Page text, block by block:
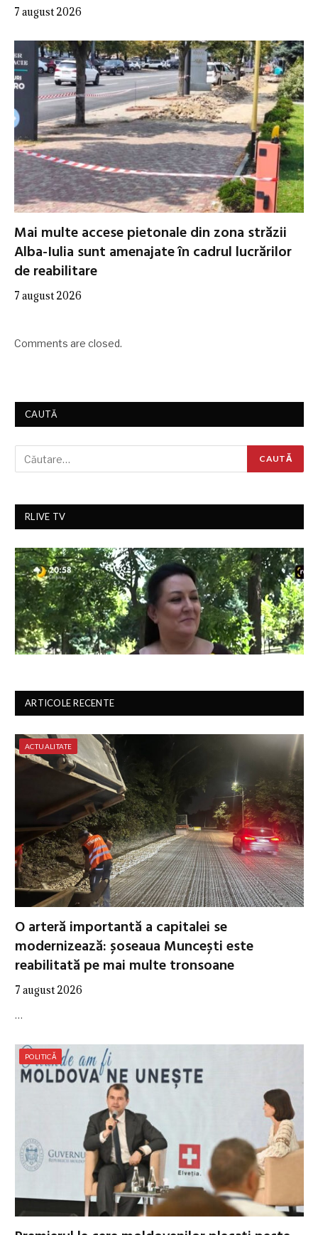
7 august 2026
Mai multe accese pietonale din zona străzii
Alba-Iulia sunt amenajate în cadrul lucrărilor
de reabilitare
7 august 2026
Comments are closed.
CAUTĂ
RLIVE TV
ARTICOLE RECENTE
ACTUALITATE
O arteră importantă a capitalei se
modernizează: șoseaua Muncești este
reabilitată pe mai multe tronsoane
7 august 2026
…
POLITICĂ